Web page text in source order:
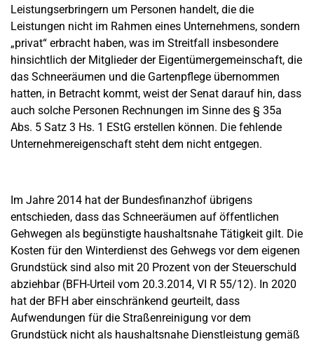
Leistungserbringern um Personen handelt, die die
Leistungen nicht im Rahmen eines Unternehmens, sondern
„privat“ erbracht haben, was im Streitfall insbesondere
hinsichtlich der Mitglieder der Eigentümergemeinschaft, die
das Schneeräumen und die Gartenpflege übernommen
hatten, in Betracht kommt, weist der Senat darauf hin, dass
auch solche Personen Rechnungen im Sinne des § 35a
Abs. 5 Satz 3 Hs. 1 EStG erstellen können. Die fehlende
Unternehmereigenschaft steht dem nicht entgegen.
Im Jahre 2014 hat der Bundesfinanzhof übrigens
entschieden, dass das Schneeräumen auf öffentlichen
Gehwegen als begünstigte haushaltsnahe Tätigkeit gilt. Die
Kosten für den Winterdienst des Gehwegs vor dem eigenen
Grundstück sind also mit 20 Prozent von der Steuerschuld
abziehbar (BFH-Urteil vom 20.3.2014, VI R 55/12). In 2020
hat der BFH aber einschränkend geurteilt, dass
Aufwendungen für die Straßenreinigung vor dem
Grundstück nicht als haushaltsnahe Dienstleistung gemäß